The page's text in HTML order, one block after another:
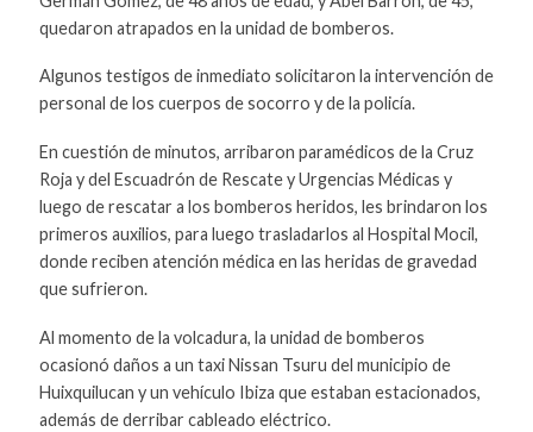
quedaron atrapados en la unidad de bomberos.
Algunos testigos de inmediato solicitaron la intervención de
personal de los cuerpos de socorro y de la policía.
En cuestión de minutos, arribaron paramédicos de la Cruz
Roja y del Escuadrón de Rescate y Urgencias Médicas y
luego de rescatar a los bomberos heridos, les brindaron los
primeros auxilios, para luego trasladarlos al Hospital Mocil,
donde reciben atención médica en las heridas de gravedad
que sufrieron.
Al momento de la volcadura, la unidad de bomberos
ocasionó daños a un taxi Nissan Tsuru del municipio de
Huixquilucan y un vehículo Ibiza que estaban estacionados,
además de derribar cableado eléctrico.